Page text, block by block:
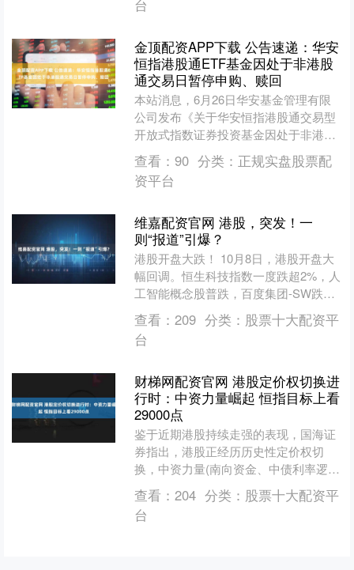
台
金顶配资APP下载 公告速递：华安
恒指港股通ETF基金因处于非港股
通交易日暂停申购、赎回
本站消息，6月26日华安基金管理有限
公司发布《关于华安恒指港股通交易型
开放式指数证券投资基金因处于非港股
通交易日暂停申购、赎回的公告》。公
告中提示，为鉴于202....
查看： 90 分类： 正规实盘股票配
资平台
维嘉配资官网 港股，突发！一
则“报道”引爆？
港股开盘大跌！ 10月8日，港股开盘大
幅回调。恒生科技指数一度跌超2%，人
工智能概念股普跌，百度集团-SW跌超
5%，商汤-W跌近4%。恒生指数、A50
跌幅皆超1....
查看： 209 分类： 股票十大配资平
台
财梯网配资官网 港股定价权切换进
行时：中资力量崛起 恒指目标上看
29000点
鉴于近期港股持续走强的表现，国海证
券指出，港股正经历历史性定价权切
换，中资力量(南向资金、中债利率逻
辑)对估值的影响力显著超越传统美债框
架。8-9月港股在业绩下....
查看： 204 分类： 股票十大配资平
台